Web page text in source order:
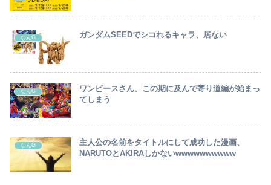
なんG ガンダムSEEDでシコれるキャラ、居ない
なんG
ワンピースさん、この期に及んで寄り道編が始まっ
てしまう
なんG
主人公の名前をタイトルにして成功した漫画、
NARUTOとAKIRAしかないwwwwwwwwww